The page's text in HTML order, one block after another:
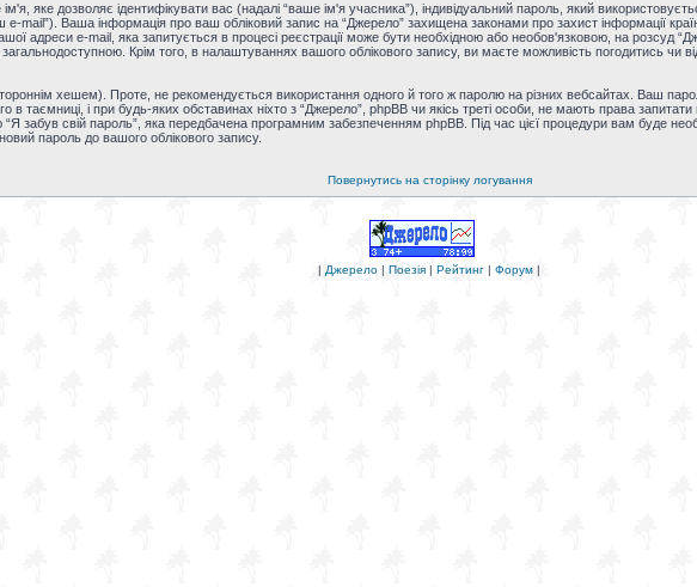
яке дозволяє ідентифікувати вас (надалі “ваше ім'я учасника”), індивідуальний пароль, який
mail”). Ваша інформація про ваш обліковий запис на “Джерело” захищена законами про захист інформації
адреси e-mail, яка запитується в процесі реєстрації може бути необхідною або необов'язковою, на розсуд
Крім того, в налаштуваннях вашого облікового запису, ви маєте можливість погодитись чи
хешем). Проте, не рекомендується використання одного й того ж паролю на різних вебсайтах. Ваш
в таємниці, і при будь-яких обставинах ніхто з “Джерело”, phpBB чи якісь треті особи, не мають права
забув свій пароль”, яка передбачена програмним забезпеченням phpBB. Під час цієї процедури вам буде
пароль до вашого облікового запису.
Повернутись на сторінку логування
| Джерело | Поезія | Рейтинг | Форум |